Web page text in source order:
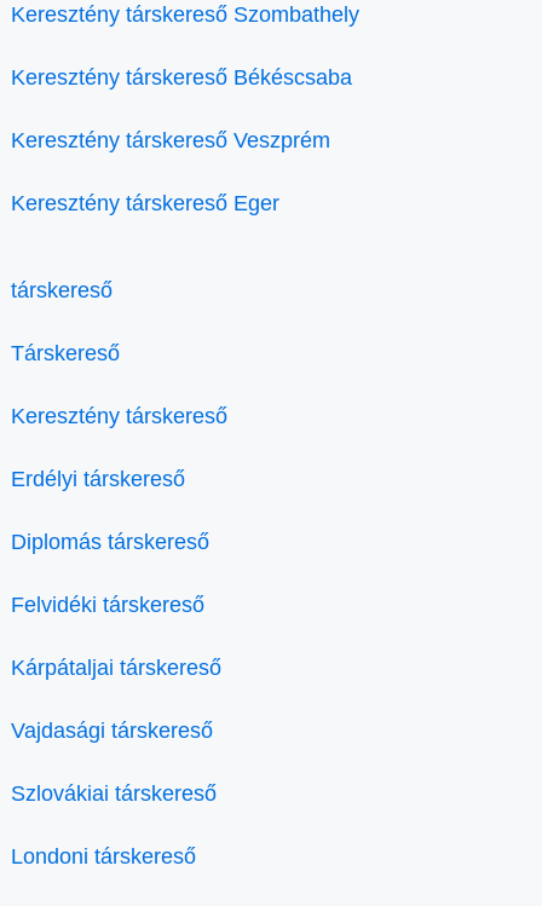
Keresztény társkereső Szombathely
Keresztény társkereső Békéscsaba
Keresztény társkereső Veszprém
Keresztény társkereső Eger
társkereső
Társkereső
Keresztény társkereső
Erdélyi társkereső
Diplomás társkereső
Felvidéki társkereső
Kárpátaljai társkereső
Vajdasági társkereső
Szlovákiai társkereső
Londoni társkereső